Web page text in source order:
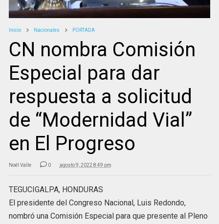
Inicio Nacionales PORTADA
CN nombra Comisión
Especial para dar
respuesta a solicitud
de “Modernidad Vial”
en El Progreso
Noél Valle 0 agosto 9, 2022 8:49 pm
TEGUCIGALPA, HONDURAS
El presidente del Congreso Nacional, Luis Redondo,
nombró una Comisión Especial para que presente al Pleno